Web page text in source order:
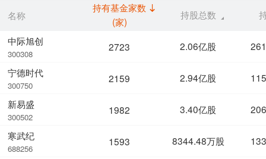
名称
中际旭创
300308
宁德时代
300750
新易盛
300502
寒武纪
688256
持有基金家数
(家)
持股总数
2723 2.06亿股
2159 2.94亿股
1982 3.40亿股
1593 8344.48万股